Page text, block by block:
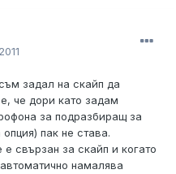
задал на скайп да
че дори като задам
за подразбиращ за
пак не става.
свързан за скайп и когато
намалява